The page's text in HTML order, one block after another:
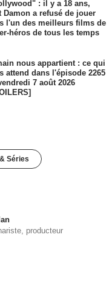
: il y a 18 ans,
Damon a refusé de jouer
l'un des meilleurs films de
héros de tous les temps
nous appartient : ce qui
attend dans l'épisode 2265
7 août 2026
Séries
producteur